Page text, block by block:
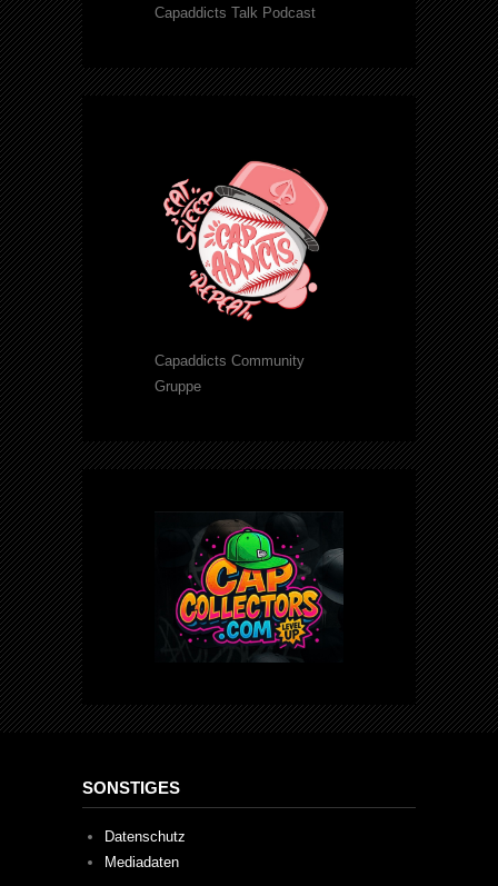
Capaddicts Talk Podcast
Capaddicts Community
Gruppe
SONSTIGES
Datenschutz
Mediadaten